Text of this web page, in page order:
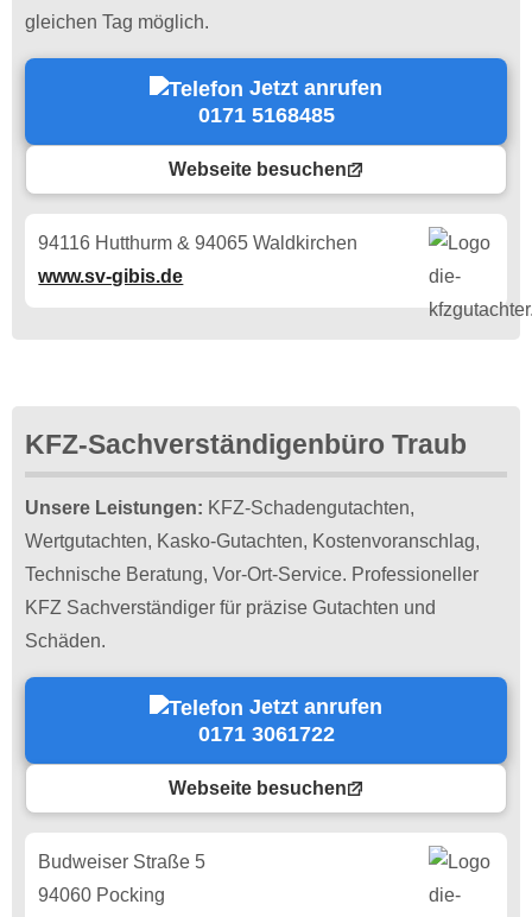
gleichen Tag möglich.
Jetzt anrufen
0171 5168485
Webseite besuchen
94116 Hutthurm & 94065 Waldkirchen
www.sv-gibis.de
KFZ-Sachverständigenbüro Traub
Unsere Leistungen: KFZ-Schadengutachten,
Wertgutachten, Kasko-Gutachten, Kostenvoranschlag,
Technische Beratung, Vor-Ort-Service. Professioneller
KFZ Sachverständiger für präzise Gutachten und
Schäden.
Jetzt anrufen
0171 3061722
Webseite besuchen
Budweiser Straße 5
94060 Pocking